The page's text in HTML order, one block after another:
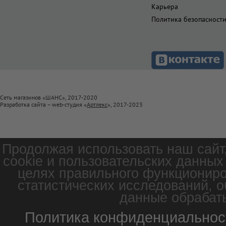
Карьера
Политика безопасности
Сеть магазинов «ШАНС», 2017-2020
Разработка сайта – web-студия «Артлекс», 2017-2023
Продолжая использовать наш
cookie и пользовательских
целях правильного
статистических
данные
Политика